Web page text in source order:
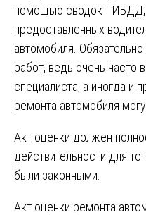
помощью сводок ГИБДД,
предоставленных
автомобиля.
работ, ведь очень часто
специалиста, а иногда и
ремонта автомобиля
Акт оценки должен
действительности для
были законными.
Акт оценки ремонта